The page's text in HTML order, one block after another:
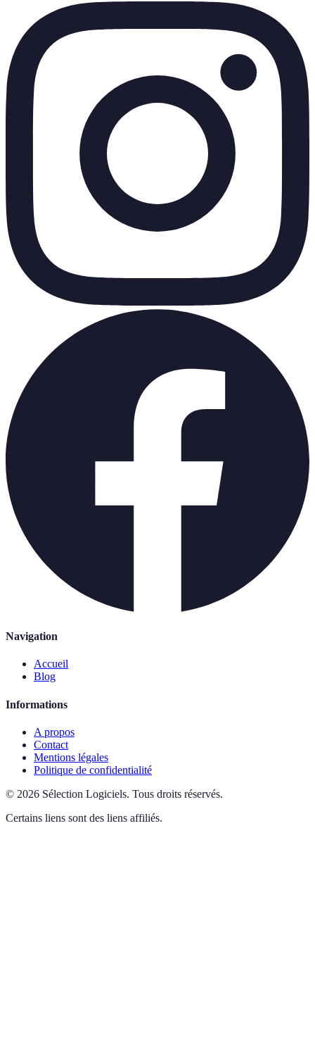
Navigation
Accueil
Blog
Informations
A propos
Contact
Mentions légales
Politique de confidentialité
© 2026 Sélection Logiciels. Tous droits réservés.
Certains liens sont des liens affiliés.